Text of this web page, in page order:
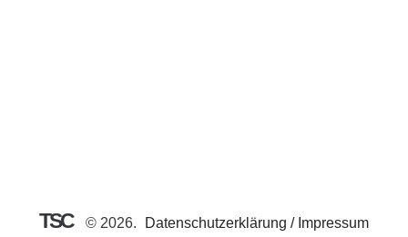
TSC © 2026 Datenschutzerklärung / Impressum